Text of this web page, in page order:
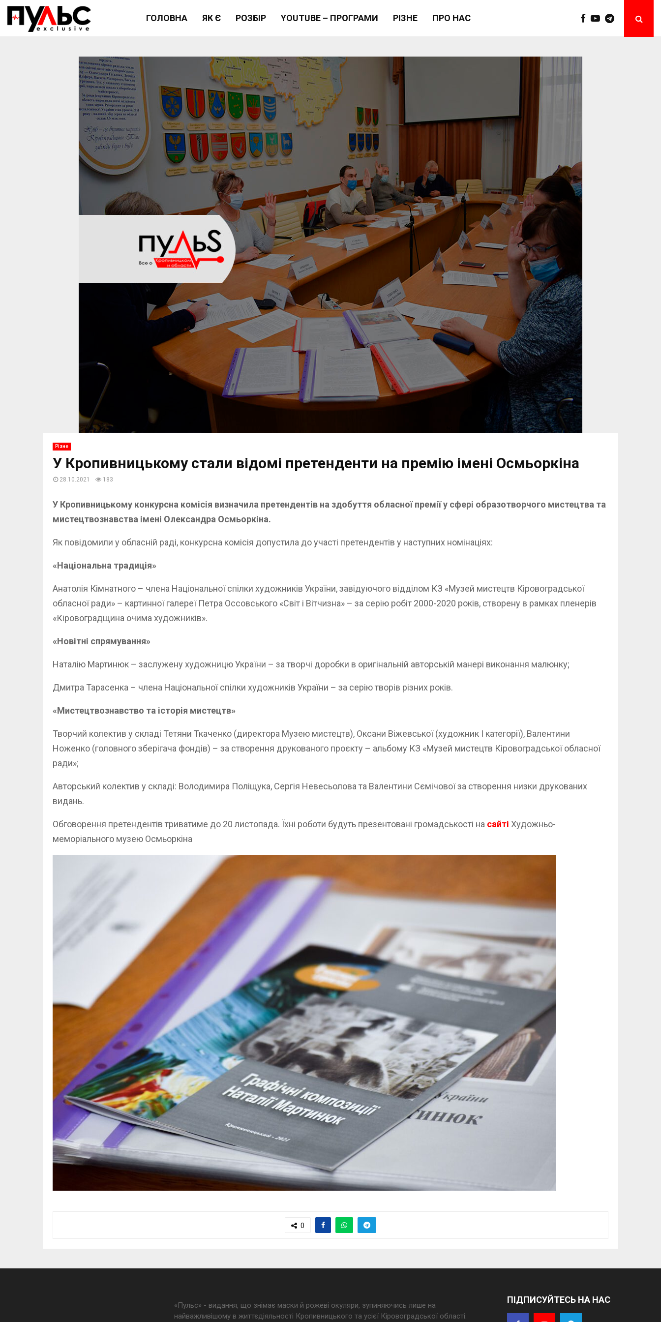
ГОЛОВНА ЯК Є РОЗБІР YOUTUBE – ПРОГРАМИ РІЗНЕ ПРО НАС
Різне
У Кропивницькому стали відомі претенденти на премію імені Осмьоркіна
28.10.2021 183
У Кропивницькому конкурсна комісія визначила претендентів на здобуття обласної премії у сфері образотворчого мистецтва та
мистецтвознавства імені Олександра Осмьоркіна.
Як повідомили у обласній раді, конкурсна комісія допустила до участі претендентів у наступних номінаціях:
«Національна традиція»
Анатолія Кімнатного – члена Національної спілки художників України, завідуючого відділом КЗ «Музей мистецтв Кіровоградської
обласної ради» – картинної галереї Петра Оссовського «Світ і Вітчизна» – за серію робіт 2000-2020 років, створену в рамках пленерів
«Кіровоградщина очима художників».
«Новітні спрямування»
Наталію Мартинюк – заслужену художницю України – за творчі доробки в оригінальній авторській манері виконання малюнку;
Дмитра Тарасенка – члена Національної спілки художників України – за серію творів різних років.
«Мистецтвознавство та історія мистецтв»
Творчий колектив у складі Тетяни Ткаченко (директора Музею мистецтв), Оксани Віжевської (художник І категорії), Валентини
Ноженко (головного зберігача фондів) – за створення друкованого проєкту – альбому КЗ «Музей мистецтв Кіровоградської обласної
ради»;
Авторський колектив у складі: Володимира Поліщука, Сергія Невесьолова та Валентини Сємічової за створення низки друкованих
видань.
Обговорення претендентів триватиме до 20 листопада. Їхні роботи будуть презентовані громадськості на сайті Художньо-
меморіального музею Осмьоркіна
0
«Пульс» - видання, що знімає маски й рожеві окуляри, зупиняючись лише на
найважливішому в життєдіяльності Кропивницького та усієї Кіровоградської області.
ПІДПИСУЙТЕСЬ НА НАС